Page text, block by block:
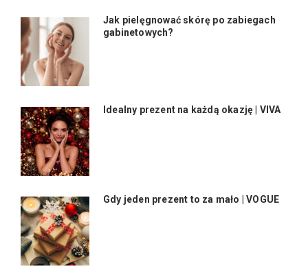
Jak pielęgnować skórę po zabiegach
gabinetowych?
Idealny prezent na każdą okazję | VIVA
Gdy jeden prezent to za mało | VOGUE